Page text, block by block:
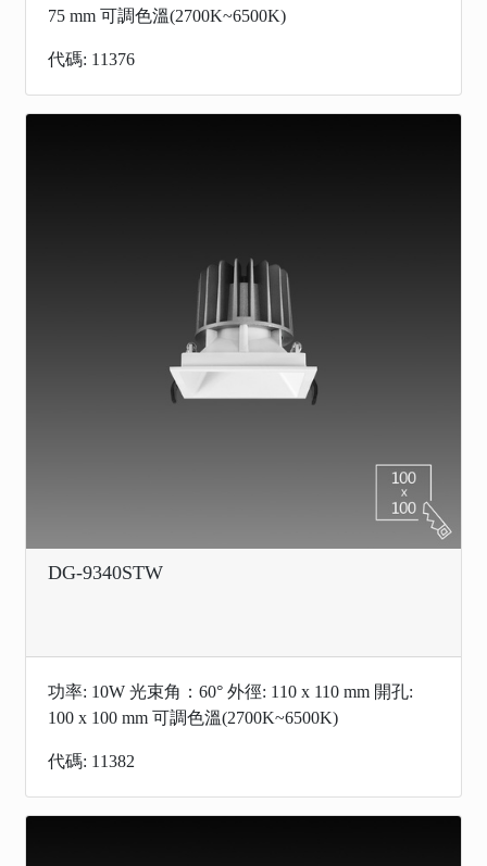
75 mm 可調色溫(2700K~6500K)
代碼: 11376
DG-9340STW
功率: 10W 光束角：60° 外徑: 110 x 110 mm 開孔:
100 x 100 mm 可調色溫(2700K~6500K)
代碼: 11382